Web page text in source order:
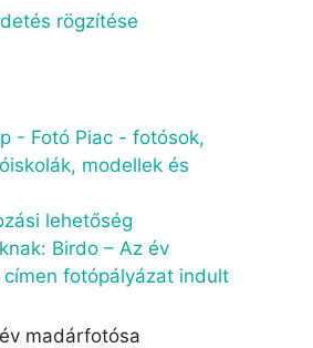
rögzítése
lehetőség
Birdo – Az év
fotópályázat indult
madárfotósa